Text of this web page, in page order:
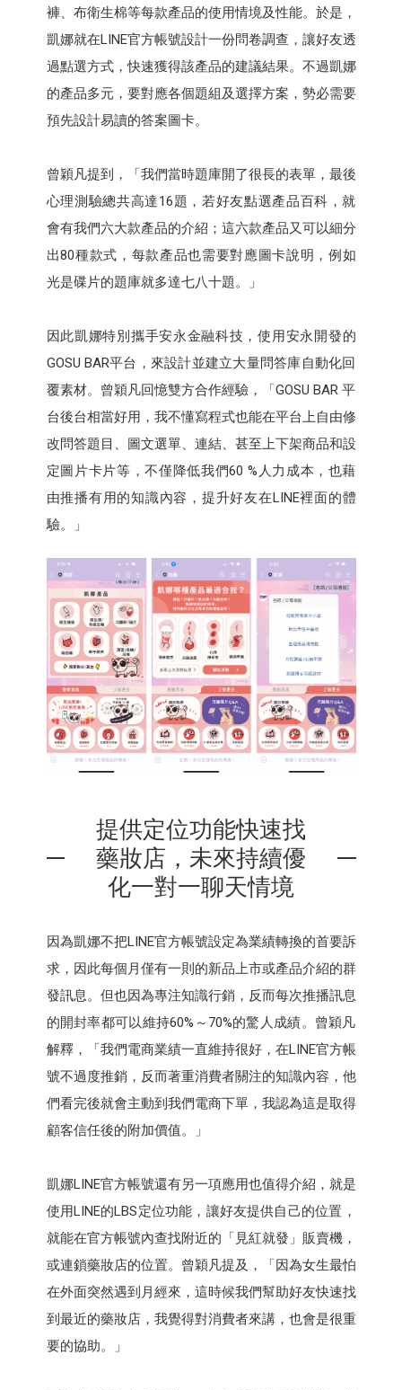
褲、布衛生棉等每款產品的使用情境及性能。於是，
凱娜就在LINE官方帳號設計一份問卷調查，讓好友透
過點選方式，快速獲得該產品的建議結果。不過凱娜
的產品多元，要對應各個題組及選擇方案，勢必需要
預先設計易讀的答案圖卡。
曾穎凡提到，「我們當時題庫開了很長的表單，最後
心理測驗總共高達16題，若好友點選產品百科，就
會有我們六大款產品的介紹；這六款產品又可以細分
出80種款式，每款產品也需要對應圖卡說明，例如
光是碟片的題庫就多達七八十題。」
因此凱娜特別攜手安永金融科技，使用安永開發的
GOSU BAR平台，來設計並建立大量問答庫自動化回
覆素材。曾穎凡回憶雙方合作經驗，「GOSU BAR 平
台後台相當好用，我不懂寫程式也能在平台上自由修
改問答題目、圖文選單、連結、甚至上下架商品和設
定圖片卡片等，不僅降低我們60 %人力成本，也藉
由推播有用的知識內容，提升好友在LINE裡面的體
驗。」
提供定位功能快速找
藥妝店，未來持續優
化一對一聊天情境
因為凱娜不把LINE官方帳號設定為業績轉換的首要訴
求，因此每個月僅有一則的新品上市或產品介紹的群
發訊息。但也因為專注知識行銷，反而每次推播訊息
的開封率都可以維持60%～70%的驚人成績。曾穎凡
解釋，「我們電商業績一直維持很好，在LINE官方帳
號不過度推銷，反而著重消費者關注的知識內容，他
們看完後就會主動到我們電商下單，我認為這是取得
顧客信任後的附加價值。」
凱娜LINE官方帳號還有另一項應用也值得介紹，就是
使用LINE的LBS定位功能，讓好友提供自己的位置，
就能在官方帳號內查找附近的「見紅就發」販賣機，
或連鎖藥妝店的位置。曾穎凡提及，「因為女生最怕
在外面突然遇到月經來，這時候我們幫助好友快速找
到最近的藥妝店，我覺得對消費者來講，也會是很重
要的協助。」